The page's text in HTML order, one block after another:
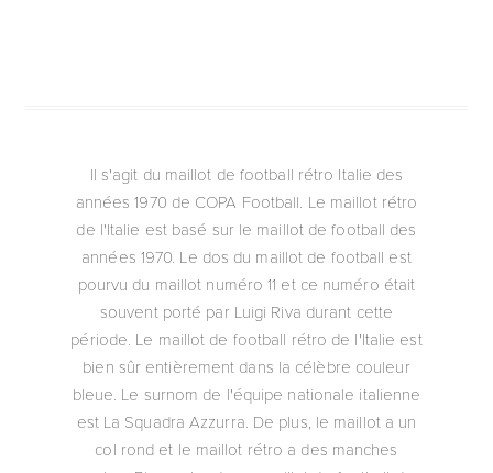
Il s'agit du maillot de football rétro Italie des
années 1970 de COPA Football. Le maillot rétro
de l'Italie est basé sur le maillot de football des
années 1970. Le dos du maillot de football est
pourvu du maillot numéro 11 et ce numéro était
souvent porté par Luigi Riva durant cette
période. Le maillot de football rétro de l'Italie est
bien sûr entièrement dans la célèbre couleur
bleue. Le surnom de l'équipe nationale italienne
est La Squadra Azzurra. De plus, le maillot a un
col rond et le maillot rétro a des manches